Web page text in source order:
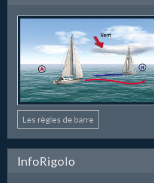
Les règles de barre
InfoRigolo